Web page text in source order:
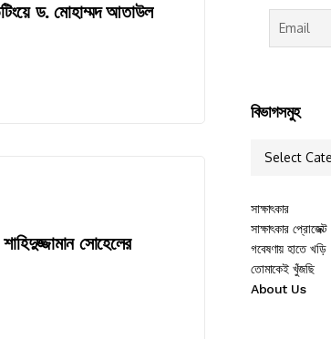
ড. মোহাম্মদ আতাউল
সোহেলের
বিভাগসমুহ
সাক্ষাৎকার
সাক্ষাৎকার প্রোজেক্ট
গবেষণায় হাতে খড়ি
তোমাকেই খুঁজছি
About Us